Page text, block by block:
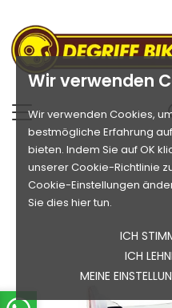
Wir verwenden
Wir verwenden Cookies,
bestmögliche Erfahrung
bieten. Indem Sie auf OK
unserer Cookie-Richtlinie
Cookie-Einstellungen
Sie dies hier tun.
ICH
ICH
MEINE